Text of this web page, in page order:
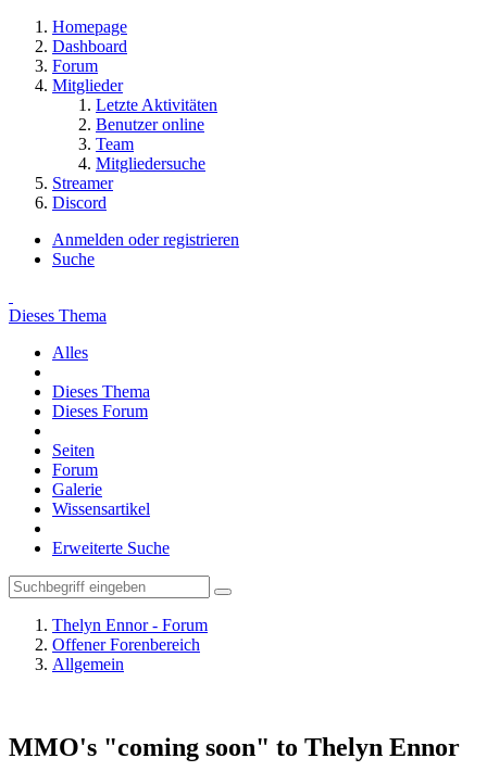
Homepage
Dashboard
Forum
Mitglieder
Letzte Aktivitäten
Benutzer online
Team
Mitgliedersuche
Streamer
Discord
Anmelden oder registrieren
Suche
Dieses Thema
Alles
Dieses Thema
Dieses Forum
Seiten
Forum
Galerie
Wissensartikel
Erweiterte Suche
Thelyn Ennor - Forum
Offener Forenbereich
Allgemein
MMO's "coming soon" to Thelyn Ennor